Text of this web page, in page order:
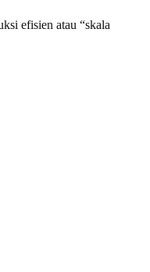
efisien atau “skala